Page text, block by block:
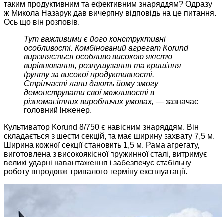
таким продуктивним та ефективним знаряддям? Одразу
ж Микола Назарук дав вичерпну відповідь на це питання.
Ось що він розповів.
Тут важливими є його конструктивні
особливості. Комбінований агрегат Korund
вирізняється особливо високою якістю
вирівнювання, розпушування та кришіння
ґрунту за високої продуктивності.
Стрілчасті лапи дають йому змогу
демонструвати свої можливості в
різноманітних виробничих умовах, — зазначає
головний інженер.
Культиватор Korund 8/750 є навісним знаряддям. Він
складається з шести секцій, та має ширину захвату 7,5 м.
Ширина кожної секції становить 1,5 м. Рама агрегату,
виготовлена з високоякісної пружинної сталі, витримує
великі ударні навантаження і забезпечує стабільну
роботу впродовж тривалого терміну експлуатації.